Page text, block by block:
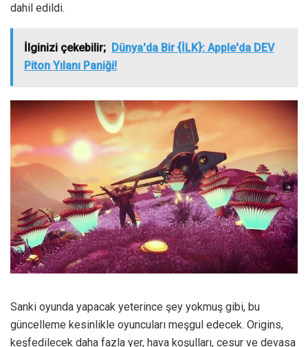
dahil edildi.
İlginizi çekebilir; Dünya'da Bir {İLK}: Apple'da DEV
Piton Yılanı Paniği!
Sanki oyunda yapacak yeterince şey yokmuş gibi, bu
güncelleme kesinlikle oyuncuları meşgul edecek. Origins,
keşfedilecek daha fazla yer, hava koşulları, cesur ve devasa